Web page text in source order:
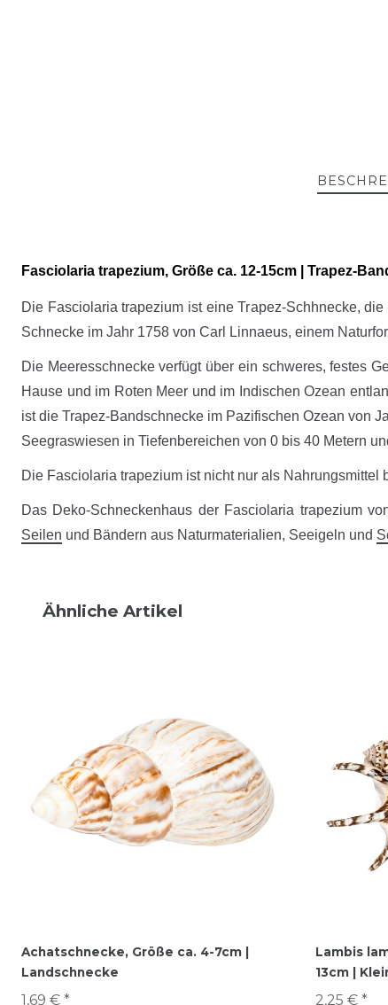
Fasciolaria trapezium, Größe ca. 12-15cm | Trapez-
Die Fasciolaria trapezium ist eine Trapez-Schhnecke,
Schnecke im Jahr 1758 von Carl Linnaeus, einem
Die Meeresschnecke verfügt über ein schweres, festes
Hause und im Roten Meer und im Indischen Ozean
ist die Trapez-Bandschnecke im Pazifischen Ozean von
Seegraswiesen in Tiefenbereichen von 0 bis 40 Metern
Die Fasciolaria trapezium ist nicht nur als
Das Deko-Schneckenhaus der Fasciolaria trapezium
Seilen und Bändern aus Naturmaterialien, Seeigeln und
Ähnliche Artikel
Achatschnecke, Größe ca. 4-7cm |
Landschnecke
1,69 € *
Lambis
13cm |
2,25 € *